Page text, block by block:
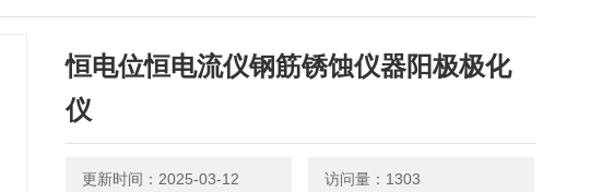
恒电位恒电流仪钢筋锈蚀仪器阳极极化
仪
更新时间：2025-03-12 访问量：1303